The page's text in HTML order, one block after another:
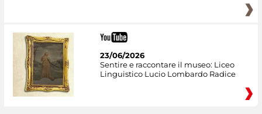
23/06/2026
Sentire e raccontare il museo: Liceo
Linguistico Lucio Lombardo Radice